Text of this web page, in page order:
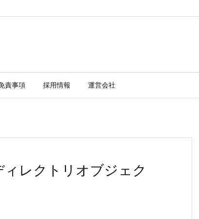
責事項 採用情報 運営会社
ィレクトリオブジェク